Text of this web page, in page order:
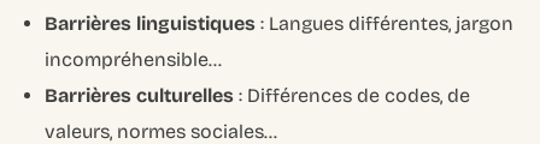
Barrières linguistiques : Langues différentes, jargon
incompréhensible…
Barrières culturelles : Différences de codes, de
valeurs, normes sociales…